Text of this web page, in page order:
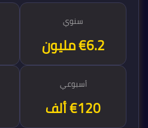
سنوي
€6.3 مليون
أسبوعي
€120 ألف